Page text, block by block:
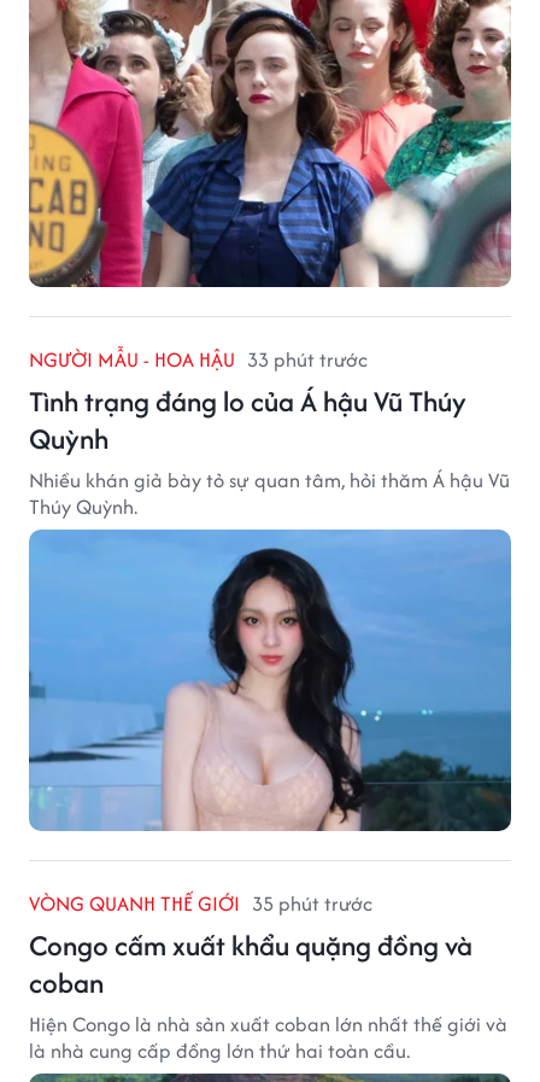
NGƯỜI MẪU - HOA HẬU 33 phút trước
Tình trạng đáng lo của Á hậu Vũ Thúy
Quỳnh
Nhiều khán giả bày tỏ sự quan tâm, hỏi thăm Á hậu Vũ
Thúy Quỳnh.
VÒNG QUANH THẾ GIỚI 35 phút trước
Congo cấm xuất khẩu quặng đồng và
coban
Hiện Congo là nhà sản xuất coban lớn nhất thế giới và
là nhà cung cấp đồng lớn thứ hai toàn cầu.